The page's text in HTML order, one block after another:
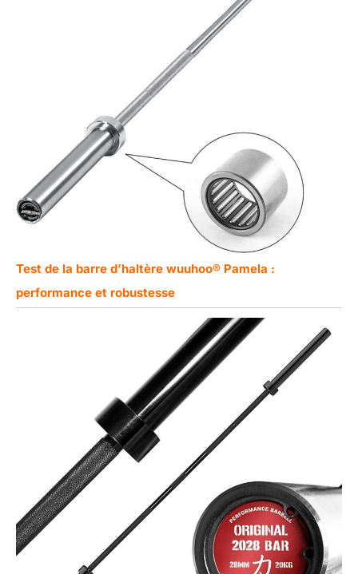
Test de la barre d’haltère wuuhoo® Pamela :
performance et robustesse